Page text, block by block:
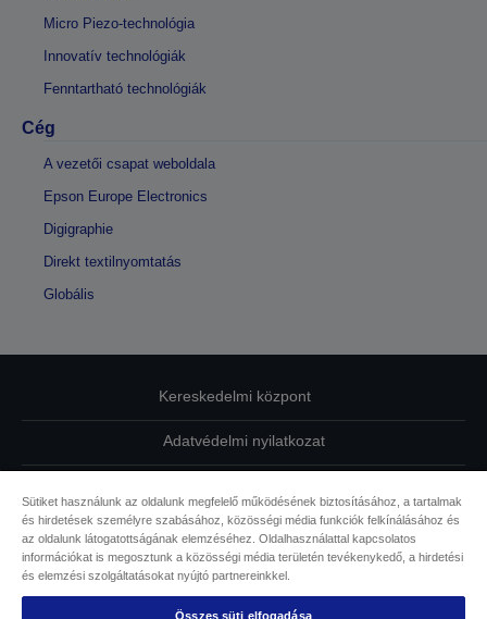
Micro Piezo-technológia
Innovatív technológiák
Fenntartható technológiák
Cég
A vezetői csapat weboldala
Epson Europe Electronics
Digigraphie
Direkt textilnyomtatás
Globális
Kereskedelmi központ
Adatvédelmi nyilatkozat
Kapcsolatfelvétel
Sütikkel kapcsolatos információk
Sütiket használunk az oldalunk megfelelő működésének biztosításához, a tartalmak
és hirdetések személyre szabásához, közösségi média funkciók felkínálásához és
az oldalunk látogatottságának elemzéséhez. Oldalhasználattal kapcsolatos
információkat is megosztunk a közösségi média területén tevékenykedő, a hirdetési
és elemzési szolgáltatásokat nyújtó partnereinkkel.
Összes süti elfogadása